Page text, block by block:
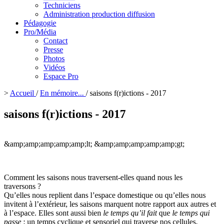
Techniciens
Administration production diffusion
Pédagogie
Pro/Média
Contact
Presse
Photos
Vidéos
Espace Pro
> Accueil /En mémoire... /saisons f(r)ictions - 2017
saisons f(r)ictions - 2017
&amp;amp;amp;amp;amp;lt; &amp;amp;amp;amp;amp;gt;
Comment les saisons nous traversent-elles quand nous les
traversons ?
Qu’elles nous replient dans l’espace domestique ou qu’elles nous
invitent à l’extérieur, les saisons marquent notre rapport aux autres et
à l’espace. Elles sont aussi bien le temps qu’il faitque le temps qui
passe : un temps cyclique et sensoriel qui traverse nos cellules,